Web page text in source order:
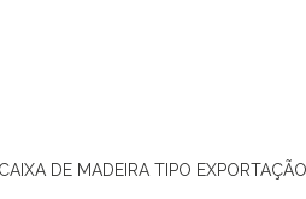
DE MADEIRA TIPO EXPORTAÇÃO